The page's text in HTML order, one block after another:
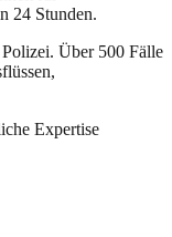
24 Stunden.
Über 500 Fälle
Expertise